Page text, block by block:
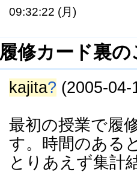
09:32:22 (月)
履修カード裏
kajita? (2005-
最初の授業で履
す。時間のある
とりあえず集計